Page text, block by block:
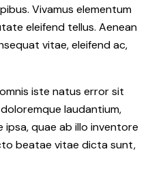
Vivamus elementum
eleifend tellus. Aenean
vitae, eleifend ac,
iste natus error sit
laudantium,
quae ab illo inventore
beatae vitae dicta sunt,